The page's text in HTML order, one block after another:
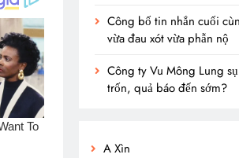
Công bố tin nhắn cuối
vừa đau xót vừa phẫn nộ
Công ty Vu Mông Lung
trốn, quả báo đến sớm?
A Xìn